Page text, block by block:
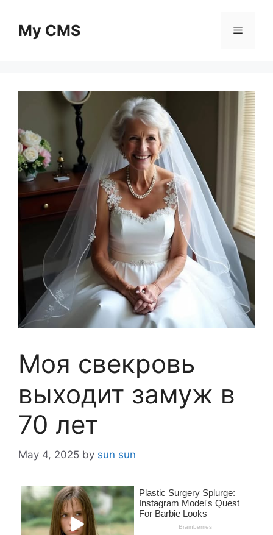
contentMy CMS Menu
Моя свекровь
выходит замуж в
70 лет
May 4, 2025 by sun sun